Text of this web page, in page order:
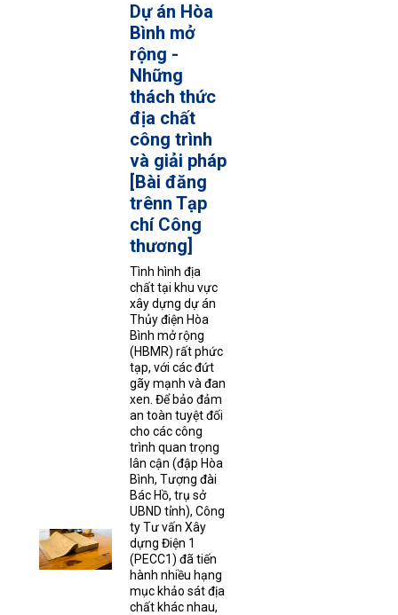
Dự án Hòa
Bình mở
rộng -
Những
thách thức
địa chất
công trình
và giải pháp
[Bài đăng
trênn Tạp
chí Công
thương]
Tình hình địa
chất tại khu vực
xây dựng dự án
Thủy điện Hòa
Bình mở rộng
(HBMR) rất phức
tạp, với các đứt
gãy mạnh và đan
xen. Để bảo đảm
an toàn tuyệt đối
cho các công
trình quan trọng
lân cận (đập Hòa
Bình, Tượng đài
Bác Hồ, trụ sở
UBND tỉnh), Công
ty Tư vấn Xây
dựng Điện 1
(PECC1) đã tiến
hành nhiều hạng
mục khảo sát địa
chất khác nhau,